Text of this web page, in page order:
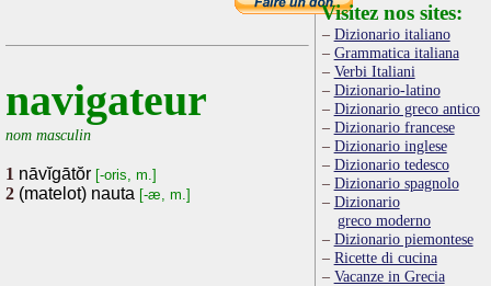
navigateur
nom masculin
1 nāvĭgātŏr [-oris, m.]
2 (matelot) nauta [-æ, m.]
Visitez nos sites:
Dizionario italiano
Grammatica italiana
Verbi Italiani
Dizionario-latino
Dizionario greco antico
Dizionario francese
Dizionario inglese
Dizionario tedesco
Dizionario spagnolo
Dizionario
greco moderno
Dizionario piemontese
Ricette di cucina
Vacanze in Grecia